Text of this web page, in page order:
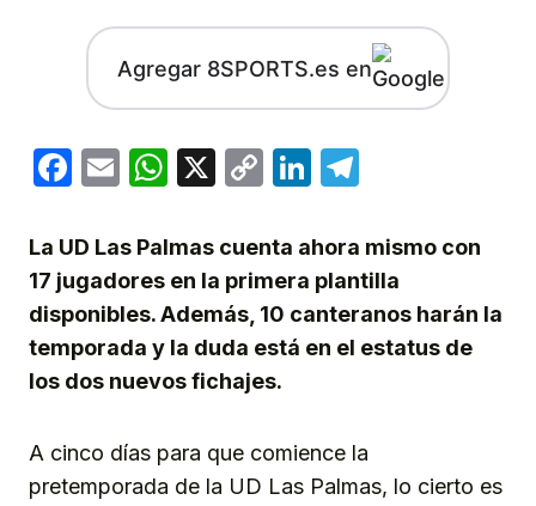
Agregar 8SPORTS.es en
Facebook
EmailWhatsApp
X
CopyLinkedIn
La UD Las Palmas cuenta ahora mismo con
17 jugadores en la primera plantilla
disponibles. Además, 10 canteranos harán la
temporada y la duda está en el estatus de
los dos nuevos fichajes.
A cinco días para que comience la
pretemporada de la UD Las Palmas, lo cierto es